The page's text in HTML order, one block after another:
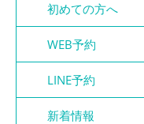
初めての方へ
WEB予約
LINE予約
新着情報